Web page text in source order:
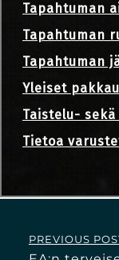
Tapahtuman
Tapahtuman
Tapahtuman
Yleiset
Taistelu-
Tietoa
PREVIOUS